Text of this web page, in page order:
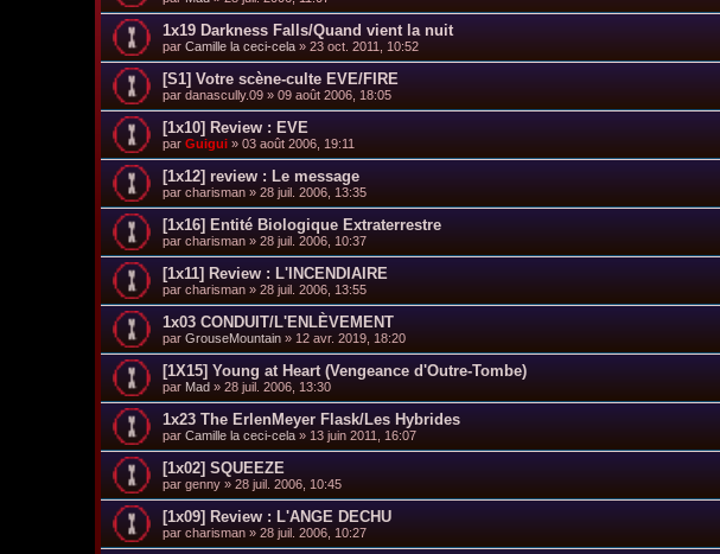
1x19 Darkness Falls/Quand vient la nuit
par Camille la ceci-cela » 23 oct. 2011, 10:52
[S1] Votre scène-culte EVE/FIRE
par danascully.09 » 09 août 2006, 18:05
[1x10] Review : EVE
par Guigui » 03 août 2006, 19:11
[1x12] review : Le message
par charisman » 28 juil. 2006, 13:35
[1x16] Entité Biologique Extraterrestre
par charisman » 28 juil. 2006, 10:37
[1x11] Review : L'INCENDIAIRE
par charisman » 28 juil. 2006, 13:55
1x03 CONDUIT/L'ENLÈVEMENT
par GrouseMountain » 12 avr. 2019, 18:20
[1X15] Young at Heart (Vengeance d'Outre-Tombe)
par Mad » 28 juil. 2006, 13:30
1x23 The ErlenMeyer Flask/Les Hybrides
par Camille la ceci-cela » 13 juin 2011, 16:07
[1x02] SQUEEZE
par genny » 28 juil. 2006, 10:45
[1x09] Review : L'ANGE DECHU
par charisman » 28 juil. 2006, 10:27